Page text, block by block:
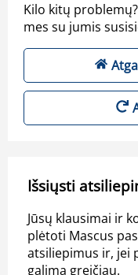
Kilo kitų
mes su jumis
Išsiųsti
Jūsų klausimai ir
plėtoti Mascus
atsiliepimus ir, jei
galima greičiau.